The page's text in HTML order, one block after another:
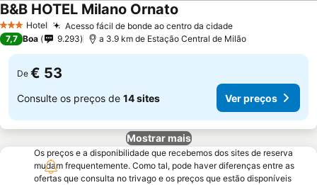
3 EstrelasHotel Acesso fácil de bonde ao centro da cidade
B&B HOTEL Milano Ornato
7,7 Boa 9.293 a 3.9 km de Estação Central de Milão
De € 53
Consulte os preços de 14 sites Ver preços
Mostrar mais
Os preços e a disponibilidade que recebemos dos sites de reserva
mudam frequentemente. Como tal, pode haver diferenças entre as
ofertas que consulta no trivago e os preços que estão disponíveis